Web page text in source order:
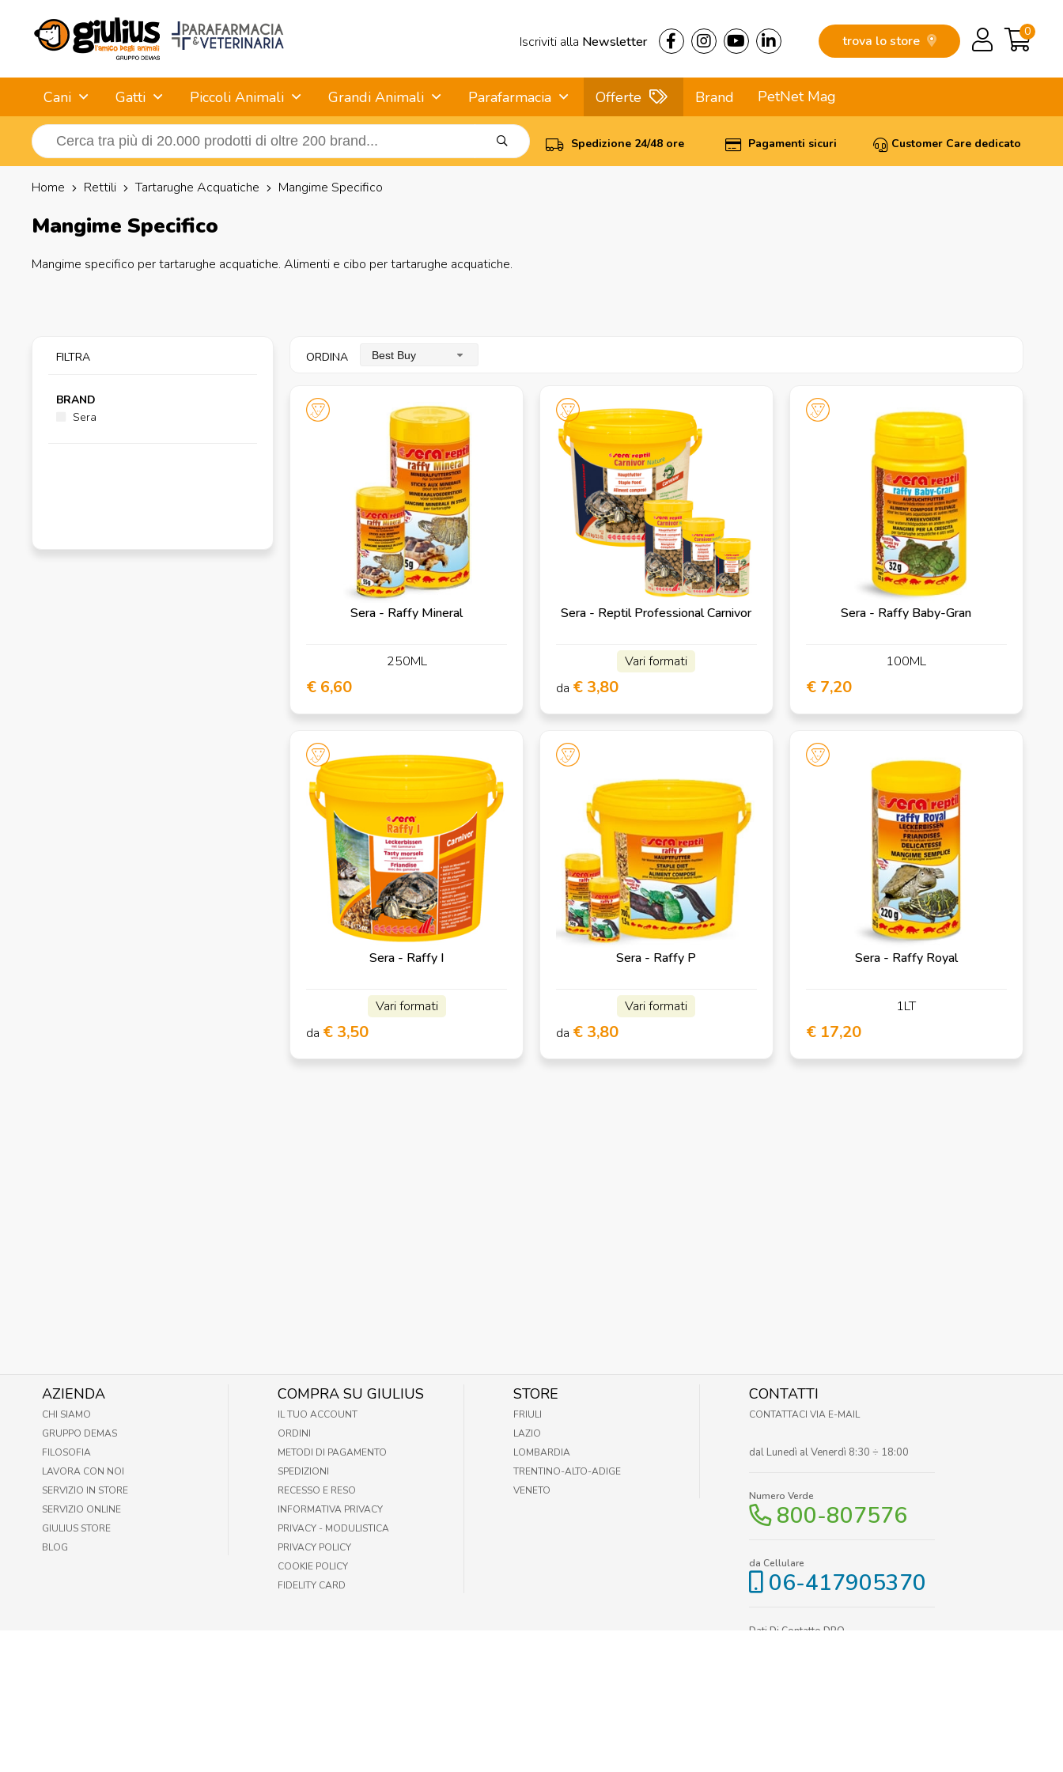
Iscriviti alla Newsletter trova lo store
0
Cani Gatti Piccoli Animali Grandi Animali Parafarmacia Offerte Brand PetNet Mag
Spedizione 24/48 ore Pagamenti sicuri Customer Care dedicato
Home Rettili Tartarughe Acquatiche Mangime Specifico
Mangime Specifico
Mangime specifico per tartarughe acquatiche. Alimenti e cibo per tartarughe acquatiche.
FILTRA
BRAND
Sera
ORDINA Best Buy
Sera - Raffy Mineral
250ML
€ 6,60
Sera - Reptil Professional Carnivor
Vari formati
da € 3,80
Sera - Raffy Baby-Gran
100ML
€ 7,20
Sera - Raffy I
Vari formati
da € 3,50
Sera - Raffy P
Vari formati
da € 3,80
Sera - Raffy Royal
1LT
€ 17,20
AZIENDA
CHI SIAMO
GRUPPO DEMAS
FILOSOFIA
LAVORA CON NOI
SERVIZIO IN STORE
SERVIZIO ONLINE
GIULIUS STORE
BLOG
COMPRA SU GIULIUS
IL TUO ACCOUNT
ORDINI
METODI DI PAGAMENTO
SPEDIZIONI
RECESSO E RESO
INFORMATIVA PRIVACY
PRIVACY - MODULISTICA
PRIVACY POLICY
COOKIE POLICY
FIDELITY CARD
STORE
FRIULI
LAZIO
LOMBARDIA
TRENTINO-ALTO-ADIGE
VENETO
CONTATTI
CONTATTACI VIA E-MAIL
dal Lunedì al Venerdì 8:30 ÷ 18:00
Numero Verde
800-807576
da Cellulare
06-417905370
Dati Di Contatto DPO